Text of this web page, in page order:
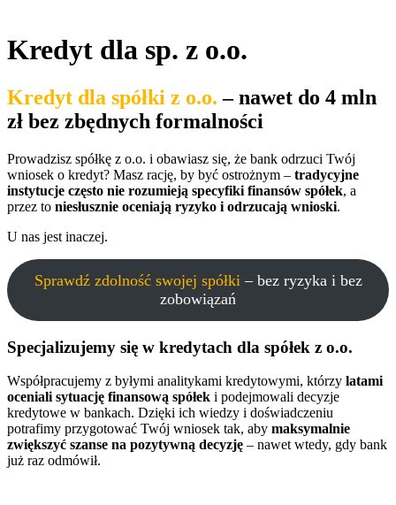
Kredyt dla sp. z o.o.
Kredyt dla spółki z o.o. – nawet do 4 mln
zł bez zbędnych formalności
Prowadzisz spółkę z o.o. i obawiasz się, że bank odrzuci Twój
wniosek o kredyt? Masz rację, by być ostrożnym – tradycyjne
instytucje często nie rozumieją specyfiki finansów spółek, a
przez to niesłusznie oceniają ryzyko i odrzucają wnioski.
U nas jest inaczej.
Sprawdź zdolność swojej spółki – bez ryzyka i bez
zobowiązań
Specjalizujemy się w kredytach dla spółek z o.o.
Współpracujemy z byłymi analitykami kredytowymi, którzy latami
oceniali sytuację finansową spółek i podejmowali decyzje
kredytowe w bankach. Dzięki ich wiedzy i doświadczeniu
potrafimy przygotować Twój wniosek tak, aby maksymalnie
zwiększyć szanse na pozytywną decyzję – nawet wtedy, gdy bank
już raz odmówił.